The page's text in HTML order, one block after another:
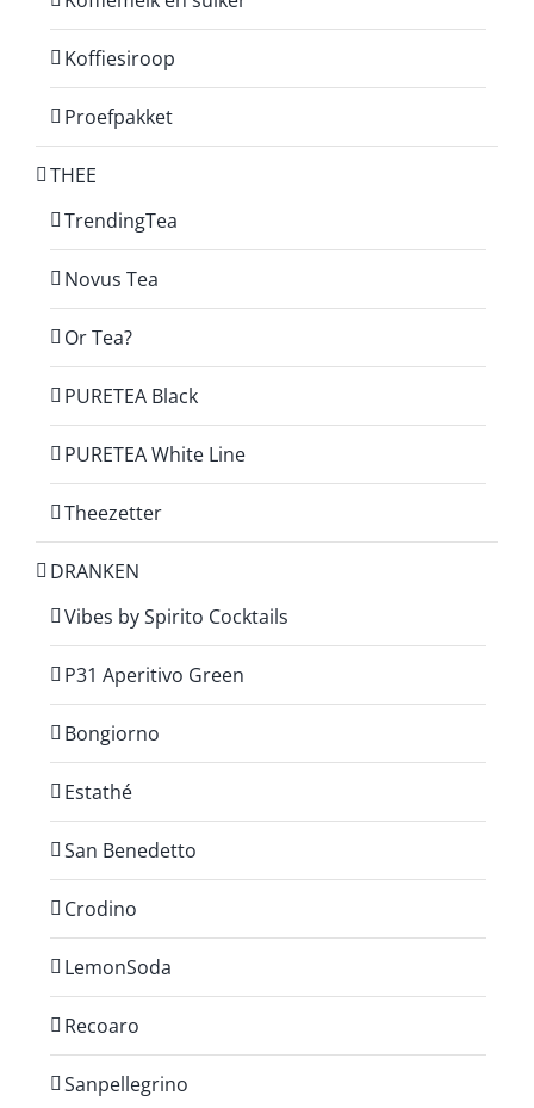
Koffiesiroop
Proefpakket
THEE
TrendingTea
Novus Tea
Or Tea?
PURETEA Black
PURETEA White Line
Theezetter
DRANKEN
Vibes by Spirito Cocktails
P31 Aperitivo Green
Bongiorno
Estathé
San Benedetto
Crodino
LemonSoda
Recoaro
Sanpellegrino